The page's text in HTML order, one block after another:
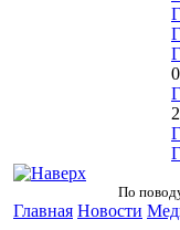
По
Главная Новости